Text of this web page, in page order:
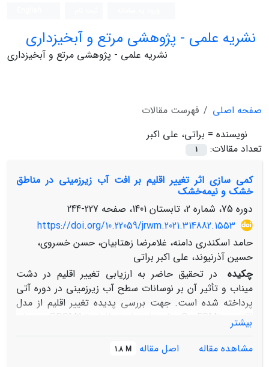
نشریه علمی - پژوهشی مرتع و آبخیزداری
نشریه علمی - پژوهشی مرتع و آبخیزداری
صفحه اصلی
فهرست مقالات
نویسنده = براتی، علی اکبر
تعداد مقالات:
1
کمی سازی اثر تغییر اقلیم بر افت آب زیر‌زمینی در مناطق
خشک و نیمه‌خشک
دوره 75، شماره 2، تابستان 1401، صفحه
227-244
https://doi.org/10.22059/jrwm.2021.314882.1553
حامد اسکندری دامنه، غلامرضا زهتابیان، حسن خسروی،
حسین آذرنیوند، علی اکبر براتی
چکیده
در تحقیق حاضر به ارزیابی تغییر اقلیم در دشت
میناب و تأثیر آن بر نوسانات سطح آب زیرزمینی در دوره آتی
پرداخته شده است. جهت بررسی پدیده تغییر اقلیم از مدل
مدل‌سازی کمی تأثیر پدیده تغییر اقلیم بر منابع آب زیرزمینی از
بیشتر
مشاهده مقاله
اصل مقاله 1.8 M